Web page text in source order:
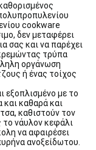
cookware
δεν μεταφέρει
σας και να παρέχει
τρύπα
οργάνωση
ή ένας τοίχος
εξοπλισμένο με το
και καθαρά και
καθιστούν τον
νάυλον κεφάλι
να αφαιρέσει
ανοξείδωτου.